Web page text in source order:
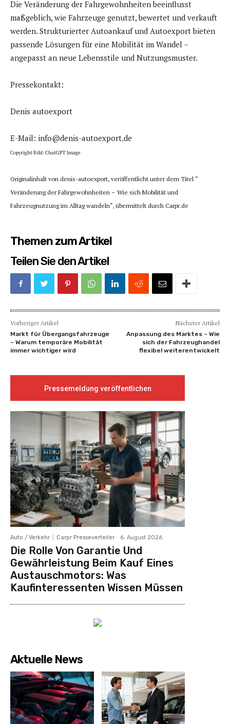
Die Veränderung der Fahrgewohnheiten beeinflusst
maßgeblich, wie Fahrzeuge genutzt, bewertet und verkauft
werden. Strukturierter Autoankauf und Autoexport bieten
passende Lösungen für eine Mobilität im Wandel –
angepasst an neue Lebensstile und Nutzungsmuster.
Pressekontakt:
Denis autoexport
E-Mail: info@denis-autoexport.de
Copyright Bild: ChatGPT Image
Originalinhalt von denis-autoexport, veröffentlicht unter dem Titel “
Veränderung der Fahrgewohnheiten – Wie sich Mobilität und
Fahrzeugnutzung im Alltag wandeln“, übermittelt durch Carpr.de
Themen zum Artikel
Teilen Sie den Artikel
Vorheriger Artikel
Markt für Übergangsfahrzeuge
– Warum temporäre Mobilität
immer wichtiger wird
Nächster Artikel
Anpassung des Marktes – Wie
sich der Fahrzeughandel
flexibel weiterentwickelt
Pressemeldung veröffentlichen
Auto / Verkehr Carpr Presseverteiler - 6. August 2026
Die Rolle Von Garantie Und
Gewährleistung Beim Kauf Eines
Austauschmotors: Was
Kaufinteressenten Wissen Müssen
Aktuelle News